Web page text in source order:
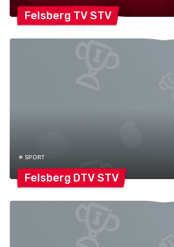
Felsberg TVSTV
# SPORT
Felsberg DTVSTV